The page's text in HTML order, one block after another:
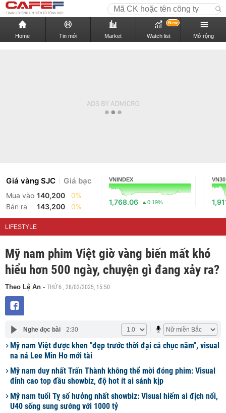
Home Tin mới Market Watch list
New
Mở rộng
Giá vàng SJC Giá bạc
Mua vào 140,200
0%
Bán ra
143,200 0%
VNINDEX
1,768.06 0.19%
VN30
LIFESTYLE
Mỹ nam phim Việt giờ vàng biến mất khó
hiểu hơn 500 ngày, chuyện gì đang xảy ra?
Theo Lệ An - THỨ 6 , 28/02/2025, 15:50
Nghe đọc bài 2:30
Mỹ nam Việt được khen "đẹp trước thời đại cả chục năm", visual
na ná Lee Min Ho mới tài
Mỹ nam duy nhất Trấn Thành không thể mời đóng phim: Visual
đỉnh cao top đầu showbiz, độ hot ít ai sánh kịp
Mỹ nam tuổi Tỵ số hưởng nhất showbiz: Visual hiếm ai địch nổi,
U40 sống sung sướng với 1000 tỷ